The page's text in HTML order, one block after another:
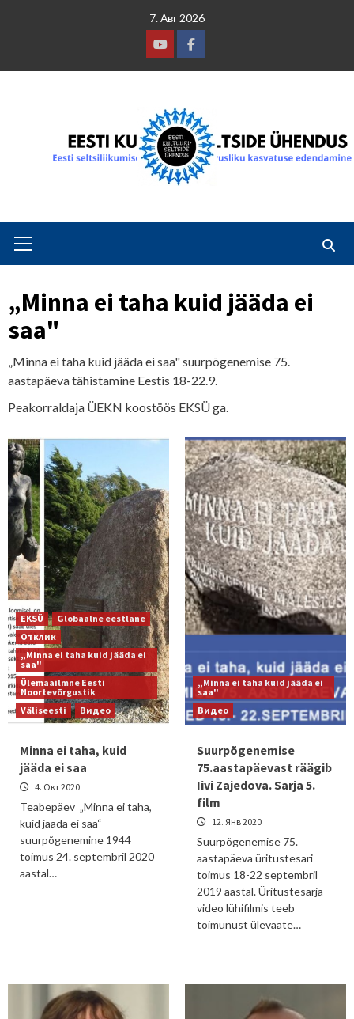
7. Авг 2026
YoutubeFacebook
Menu
„Minna ei taha kuid jääda ei
saa"
„Minna ei taha kuid jääda ei saa" suurpõgenemise 75.
aastapäeva tähistamine Eestis 18-22.9.
Peakorraldaja ÜEKN koostöös EKSÜ ga.
EKSÜ
Globaalne eestlane
Отклик
„Minna ei taha kuid jääda ei
saa"
Ülemaailmne Eesti
Noortevõrgustik
Väliseesti
Видео
Minna ei taha, kuid
jääda ei saa
4. Окт 2020
Teabepäev „Minna ei taha,
kuid jääda ei saa“
suurpõgenemine 1944
toimus 24. septembril 2020
aastal…
„Minna ei taha kuid jääda ei
saa"
Видео
Suurpõgenemise
75.aastapäevast räägib
Iivi Zajedova. Sarja 5.
film
12. Янв 2020
Suurpõgenemise 75.
aastapäeva üritustesari
toimus 18-22 septembril
2019 aastal. Üritustesarja
video lühifilmis teeb
toimunust ülevaate…